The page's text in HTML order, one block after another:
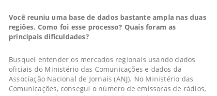
Você reuniu uma base de dados bastante ampla nas duas
regiões. Como foi esse processo? Quais foram as
principais dificuldades?
Busquei entender os mercados regionais usando dados
oficiais do Ministério das Comunicações e dados da
Associação Nacional de Jornais (ANJ). No Ministério das
Comunicações, consegui o número de emissoras de rádios,